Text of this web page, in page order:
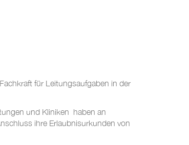
für Leitungsaufgaben in der
und Kliniken haben an
ihre Erlaubnisurkunden von